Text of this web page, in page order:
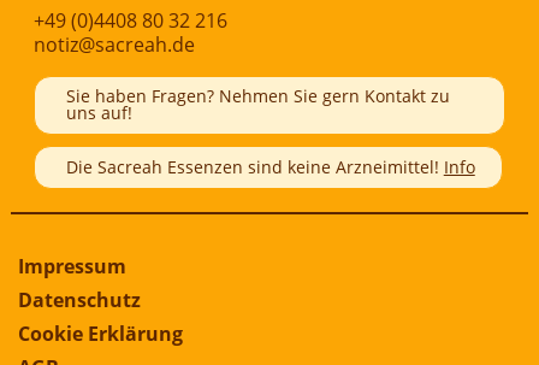
+49 (0)4408 80 32 216
notiz@sacreah.de
Sie haben Fragen? Nehmen Sie gern Kontakt zu
uns auf!
Die Sacreah Essenzen sind keine Arzneimittel! Info
Impressum
Datenschutz
Cookie Erklärung